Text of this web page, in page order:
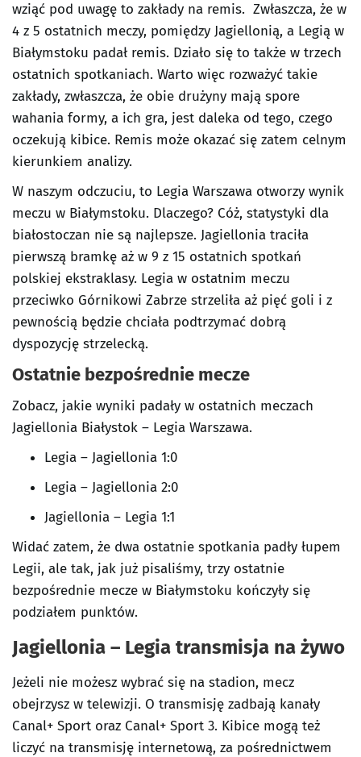
wziąć pod uwagę to zakłady na remis. Zwłaszcza, że w
4 z 5 ostatnich meczy, pomiędzy Jagiellonią, a Legią w
Białymstoku padał remis. Działo się to także w trzech
ostatnich spotkaniach. Warto więc rozważyć takie
zakłady, zwłaszcza, że obie drużyny mają spore
wahania formy, a ich gra, jest daleka od tego, czego
oczekują kibice. Remis może okazać się zatem celnym
kierunkiem analizy.
W naszym odczuciu, to Legia Warszawa otworzy wynik
meczu w Białymstoku. Dlaczego? Cóż, statystyki dla
białostoczan nie są najlepsze. Jagiellonia traciła
pierwszą bramkę aż w 9 z 15 ostatnich spotkań
polskiej ekstraklasy. Legia w ostatnim meczu
przeciwko Górnikowi Zabrze strzeliła aż pięć goli i z
pewnością będzie chciała podtrzymać dobrą
dyspozycję strzelecką.
Ostatnie bezpośrednie mecze
Zobacz, jakie wyniki padały w ostatnich meczach
Jagiellonia Białystok – Legia Warszawa.
Legia – Jagiellonia 1:0
Legia – Jagiellonia 2:0
Jagiellonia – Legia 1:1
Widać zatem, że dwa ostatnie spotkania padły łupem
Legii, ale tak, jak już pisaliśmy, trzy ostatnie
bezpośrednie mecze w Białymstoku kończyły się
podziałem punktów.
Jagiellonia – Legia transmisja na żywo
Jeżeli nie możesz wybrać się na stadion, mecz
obejrzysz w telewizji. O transmisję zadbają kanały
Canal+ Sport oraz Canal+ Sport 3. Kibice mogą też
liczyć na transmisję internetową, za pośrednictwem